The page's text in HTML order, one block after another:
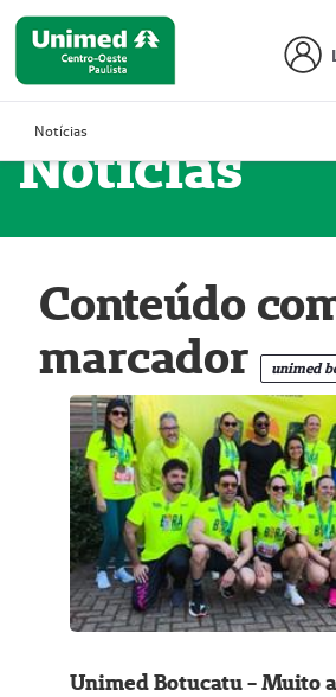
Notícias
Notícias
Conteúdo
marcador
unimed
Unimed Botucatu - Muito